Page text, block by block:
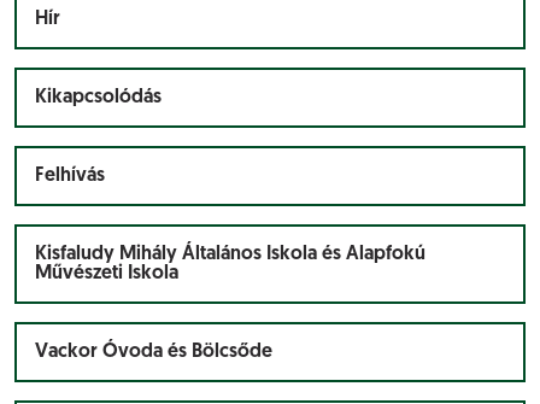
Hír
Kikapcsolódás
Felhívás
Kisfaludy Mihály Általános Iskola és Alapfokú
Művészeti Iskola
Vackor Óvoda és Bölcsőde